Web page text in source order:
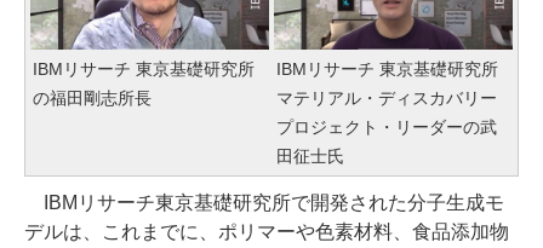
IBMリサーチ 東京基礎研究所
の福田剛志所長
IBMリサーチ 東京基礎研究所
マテリアル・ディスカバリー
プロジェクト・リーダーの武
田征士氏
IBMリサーチ東京基礎研究所で開発された分子生成モ
デルは、これまでに、ポリマーや色素材料、食品添加物